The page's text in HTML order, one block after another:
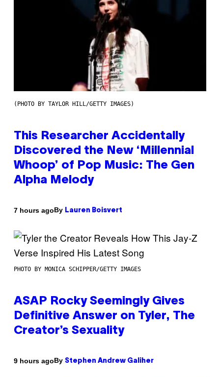
(PHOTO BY TAYLOR HILL/GETTY IMAGES)
This Researcher Accidentally
Discovered the New ‘Millennial
Whoop’ of Pop Music: The Gen
Alpha Melody
7 hours agoBy Lauren Boisvert
PHOTO BY MONICA SCHIPPER/GETTY IMAGES
ASAP Rocky Seemingly Gives
Definitive Answer on Tyler, The
Creator’s Sexuality
9 hours agoBy Stephen Andrew Galiher